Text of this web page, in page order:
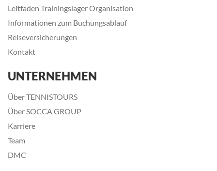
Leitfaden Trainingslager Organisation
Informationen zum Buchungsablauf
Reiseversicherungen
Kontakt
UNTERNEHMEN
Über TENNISTOURS
Über SOCCA GROUP
Karriere
Team
DMC